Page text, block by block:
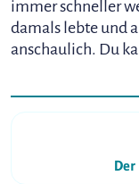
immer schneller
damals lebte und
anschaulich. Du